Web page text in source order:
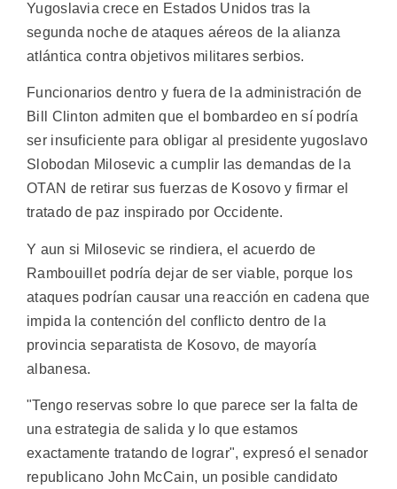
Yugoslavia crece en Estados Unidos tras la
segunda noche de ataques aéreos de la alianza
atlántica contra objetivos militares serbios.
Funcionarios dentro y fuera de la administración de
Bill Clinton admiten que el bombardeo en sí podría
ser insuficiente para obligar al presidente yugoslavo
Slobodan Milosevic a cumplir las demandas de la
OTAN de retirar sus fuerzas de Kosovo y firmar el
tratado de paz inspirado por Occidente.
Y aun si Milosevic se rindiera, el acuerdo de
Rambouillet podría dejar de ser viable, porque los
ataques podrían causar una reacción en cadena que
impida la contención del conflicto dentro de la
provincia separatista de Kosovo, de mayoría
albanesa.
"Tengo reservas sobre lo que parece ser la falta de
una estrategia de salida y lo que estamos
exactamente tratando de lograr", expresó el senador
republicano John McCain, un posible candidato